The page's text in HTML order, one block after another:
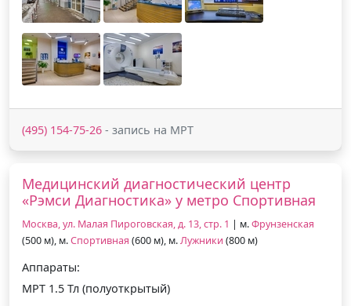
(495) 154-75-26 - запись на МРТ
Медицинский диагностический центр
«Рэмси Диагностика» у метро Спортивная
Москва, ул. Малая Пироговская, д. 13, стр. 1 | м.Фрунзенская
(500 м), м.Спортивная (600 м), м.Лужники (800 м)
Аппараты:
МРТ 1.5 Тл (полуоткрытый)